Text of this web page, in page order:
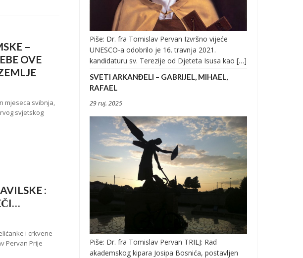
–
OVE
mjeseca svibnja,
svjetskog
:
i crkvene
Pervan Prije
Piše: Dr. fra Tomislav Pervan Izvršno vijeće
UNESCO-a odobrilo je 16. travnja 2021.
kandidaturu sv. Terezije od Djeteta Isusa kao […]
SVETI ARKANĐELI – GABRIJEL, MIHAEL,
RAFAEL
29 ruj. 2025
Piše: Dr. fra Tomislav Pervan TRILJ: Rad
akademskog kipara Josipa Bosnića, postavljen